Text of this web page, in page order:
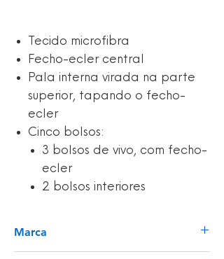
Tecido microfibra
Fecho-ecler central
Pala interna virada na parte
superior, tapando o fecho-
ecler
Cinco bolsos:
3 bolsos de vivo, com fecho-
ecler
2 bolsos interiores
Marca